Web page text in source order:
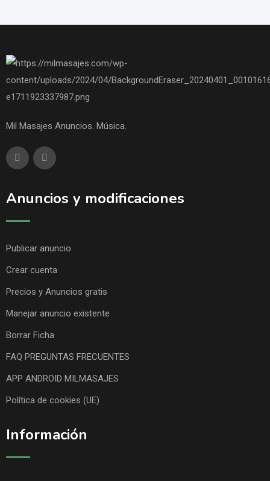
Mil Masajes Anuncios. Música.
Anuncios y modificaciones
Publicar anuncio
Crear cuenta
Precios y Anuncios gratis
Manejar anuncio existente
Borrar Ficha
FAQ PREGUNTAS FRECUENTES
APP ANDROID MILMASAJES
Política de cookies (UE)
Información